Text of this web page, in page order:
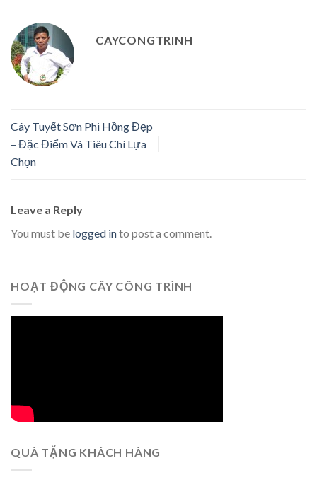
CAYCONGTRINH
Cây Tuyết Sơn Phi Hồng Đẹp
– Đặc Điểm Và Tiêu Chí Lựa
Chọn
Leave a Reply
You must be logged into post a comment.
HOẠT ĐỘNG CÂY CÔNG TRÌNH
QUÀ TẶNG KHÁCH HÀNG